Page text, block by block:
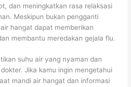
dan meningkatkan rasa relaksasi
Meskipun bukan pengganti
hangat dapat memberikan
membantu meredakan gejala flu.
suhu air yang nyaman dan
Jika kamu ingin mengetahui
mandi air hangat dan informasi